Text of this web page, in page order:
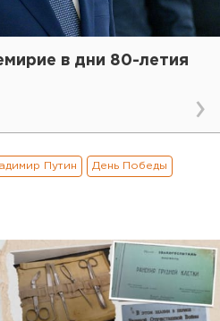
в дни 80-летия
Путин День Победы